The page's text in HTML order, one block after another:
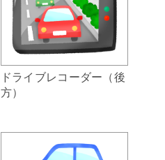
ドライブレコーダー（後
方）